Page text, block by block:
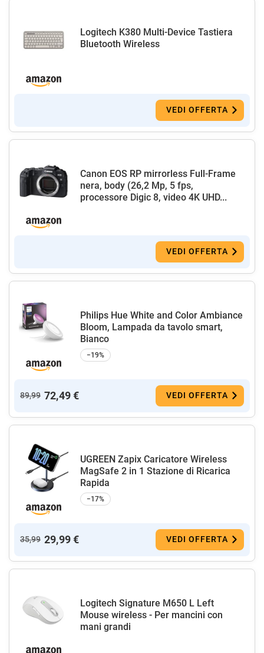
Logitech K380 Multi-Device Tastiera
Bluetooth Wireless
VEDI OFFERTA
Canon EOS RP mirrorless Full-Frame
nera, body (26,2 Mp, 5 fps,
processore Digic 8, video 4K UHD...
VEDI OFFERTA
Philips Hue White and Color Ambiance
Bloom, Lampada da tavolo smart,
Bianco
−19%
89,99 72,49 € VEDI OFFERTA
UGREEN Zapix Caricatore Wireless
MagSafe 2 in 1 Stazione di Ricarica
Rapida
−17%
35,99 29,99 € VEDI OFFERTA
Logitech Signature M650 L Left
Mouse wireless - Per mancini con
mani grandi